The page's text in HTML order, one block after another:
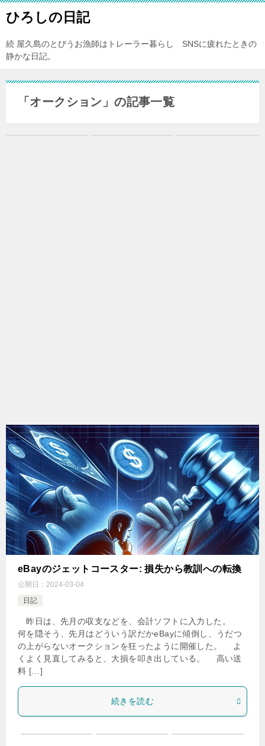
ひろしの日記
続 屋久島のとびうお漁師はトレーラー暮らし SNSに疲れたときの
静かな日記。
「オークション」の記事一覧
eBayのジェットコースター: 損失から教訓への転換
公開日： 2024-03-04
日記
昨日は、先月の収支などを、会計ソフトに入力した。
何を隠そう、先月はどういう訳だかeBayに傾倒し、うだつ
の上がらないオークションを狂ったように開催した。 よ
くよく見直してみると、大損を叩き出している。 高い送
料 […]
続きを読む